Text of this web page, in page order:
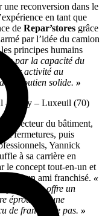
une reconversion dans le
en tant que
de Repar’stores grâce
par l’idée du camion
principes humains
par la capacité du
leur activité au
soutien solide. »
– Gray – Luxeuil (70)
le secteur du bâtiment,
et fermetures, puis
Yannick
à sa carrière en
le concept tout-en-un et
par un ami franchisé. «
offre un
éprouvé et une
de franchir le pas. »